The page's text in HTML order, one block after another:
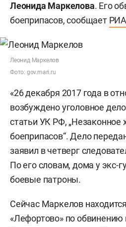
Леонида Маркелова. Его
боеприпасов, сообщает
Леонид Маркелов
Фото: gov.mari.ru
«26 декабря 2017 года в
возбуждено уголовное
статьи УК РФ, „Незаконное
боеприпасов“. Дело
заявил в четверг
По его словам, дома у экс-
боевые патроны.
Сейчас Маркелов
«Лефортово» по обвинению